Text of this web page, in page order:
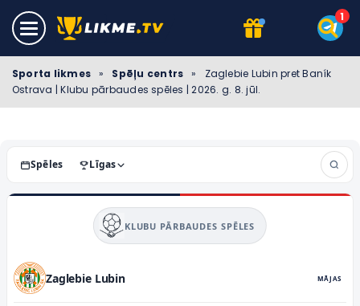
Sporta likmes » Spēļu centrs »
Zaglebie Lubin pret Baník
Ostrava | Klubu pārbaudes spēles | 2026. g. 8. jūl.
Spēles Līgas
KLUBU PĀRBAUDES SPĒLES
Zaglebie Lubin MĀJAS